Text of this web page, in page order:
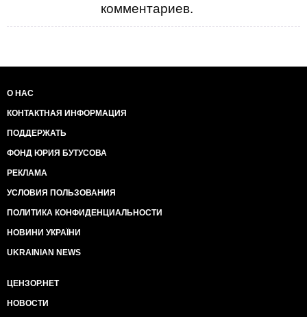
комментариев.
О НАС
КОНТАКТНАЯ ИНФОРМАЦИЯ
ПОДДЕРЖАТЬ
ФОНД ЮРИЯ БУТУСОВА
РЕКЛАМА
УСЛОВИЯ ПОЛЬЗОВАНИЯ
ПОЛИТИКА КОНФИДЕНЦИАЛЬНОСТИ
НОВИНИ УКРАЇНИ
UKRAINIAN NEWS
ЦЕНЗОР.НЕТ
НОВОСТИ